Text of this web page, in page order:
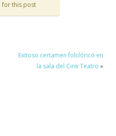
for this post
Exitoso certamen folclórico en
la sala del Cine Teatro »